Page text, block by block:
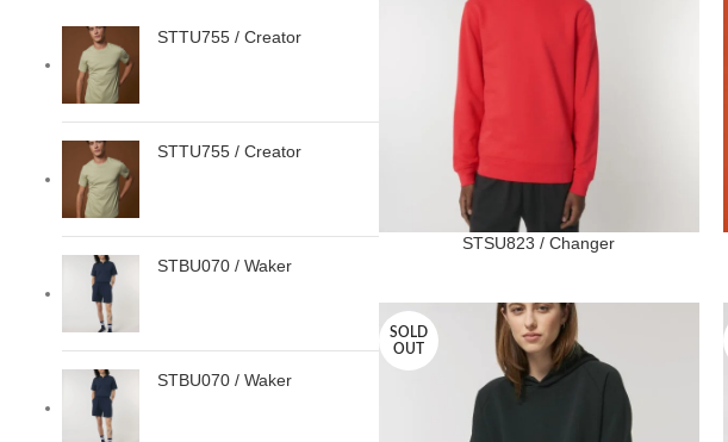
STTU755 / Creator
STTU755 / Creator
STBU070 / Waker
STBU070 / Waker
STSU823 / Changer
SOLD
OUT